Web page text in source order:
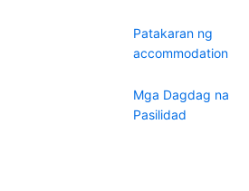
Patakaran ng
accommodation
Mga Dagdag na
Pasilidad